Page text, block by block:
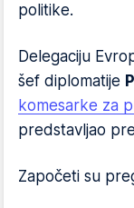
politike.
Delegaciju
šef diplomatije
komesarke za
predstavljao
Započeti su